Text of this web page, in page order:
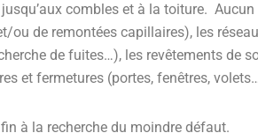
combles et à la toiture. Aucun
ou de remontées capillaires), les
de fuites…), les revêtements de
et fermetures (portes, fenêtres,
à la recherche du moindre défaut.